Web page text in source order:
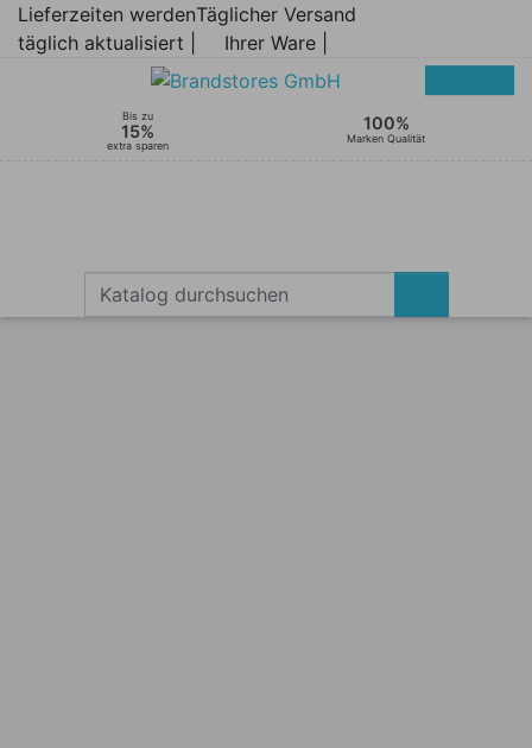
Lieferzeiten werden
täglich aktualisiert |
Täglicher Versand
Ihrer Ware |
Bis zu
15%
extra sparen
100%
Marken Qualität